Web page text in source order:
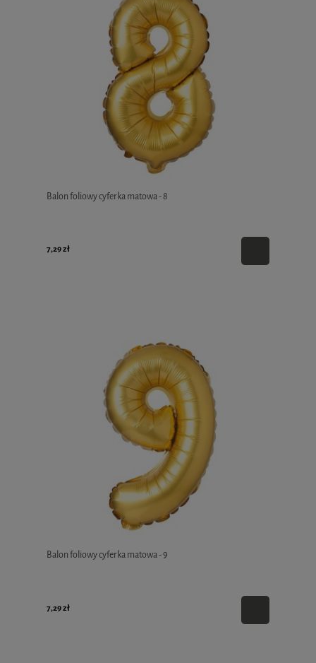
Balon foliowy cyferka matowa - 8
7,29 zł
Balon foliowy cyferka matowa - 9
7,29 zł